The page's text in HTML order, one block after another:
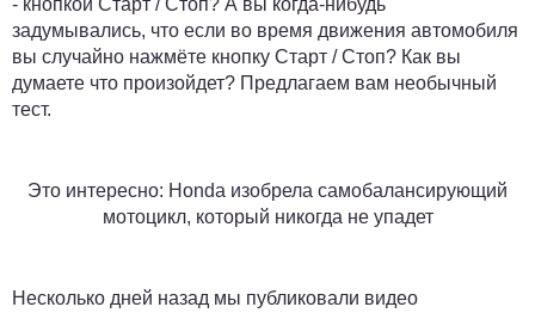
- кнопкой Старт / Стоп? А вы когда-нибудь
задумывались, что если во время движения автомобиля
вы случайно нажмёте кнопку Старт / Стоп? Как вы
думаете что произойдет? Предлагаем вам необычный
тест.
Это интересно: Honda изобрела самобалансирующий
мотоцикл, который никогда не упадет
Несколько дней назад мы публиковали видео